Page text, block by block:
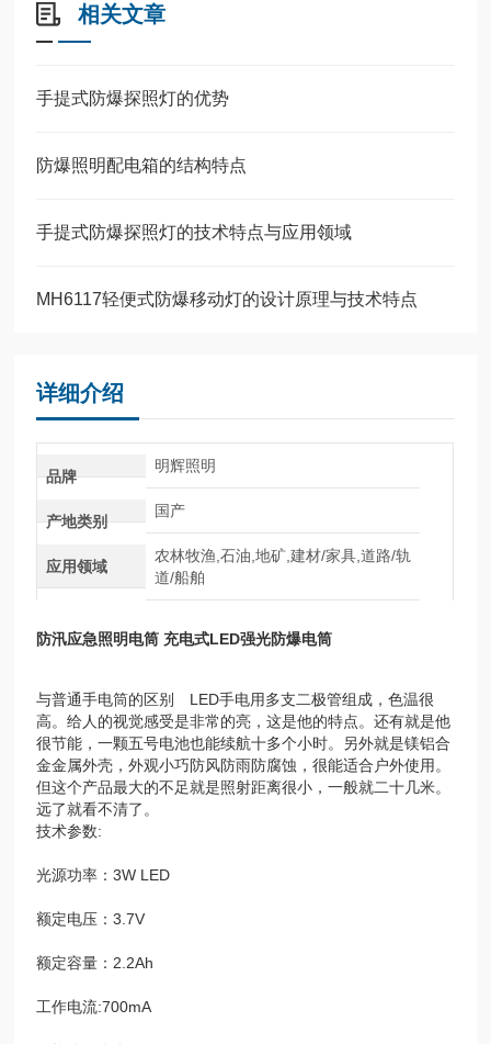
相关文章
手提式防爆探照灯的优势
防爆照明配电箱的结构特点
手提式防爆探照灯的技术特点与应用领域
MH6117轻便式防爆移动灯的设计原理与技术特点
详细介绍
品牌
明辉照明
产地类别
国产
应用领域
农林牧渔,石油,地矿,建材/家具,道路/轨
道/船舶
防汛应急照明电筒 充电式LED强光防爆电筒
与普通手电筒的区别 LED手电用多支二极管组成，色温很
高。给人的视觉感受是非常的亮，这是他的特点。还有就是他
很节能，一颗五号电池也能续航十多个小时。另外就是镁铝合
金金属外壳，外观小巧防风防雨防腐蚀，很能适合户外使用。
但这个产品最大的不足就是照射距离很小，一般就二十几米。
远了就看不清了。
技术参数:
光源功率：3W LED
额定电压：3.7V
额定容量：2.2Ah
工作电流:700mA